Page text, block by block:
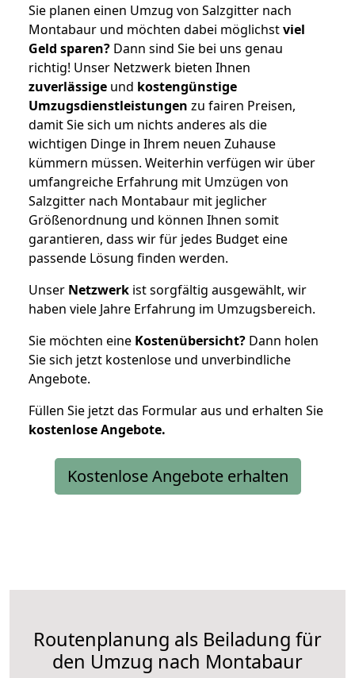
Sie planen einen Umzug von Salzgitter nach
Montabaur und möchten dabei möglichstviel
Geld sparen? Dann sind Sie bei uns genau
richtig! Unser Netzwerk bieten Ihnen
zuverlässige und kostengünstige
Umzugsdienstleistungen zu fairen Preisen,
damit Sie sich um nichts anderes als die
wichtigen Dinge in Ihrem neuen Zuhause
kümmern müssen. Weiterhin verfügen wir über
umfangreiche Erfahrung mit Umzügen von
Salzgitter nach Montabaur mit jeglicher
Größenordnung und können Ihnen somit
garantieren, dass wir für jedes Budget eine
passende Lösung finden werden.
Unser Netzwerk ist sorgfältig ausgewählt, wir
haben viele Jahre Erfahrung im Umzugsbereich.
Sie möchten eine Kostenübersicht? Dann holen
Sie sich jetzt kostenlose und unverbindliche
Angebote.
Füllen Sie jetzt das Formular aus und erhalten Sie
kostenloseAngebote.
Kostenlose Angebote erhalten
Routenplanung als Beiladung für
den Umzug nach Montabaur